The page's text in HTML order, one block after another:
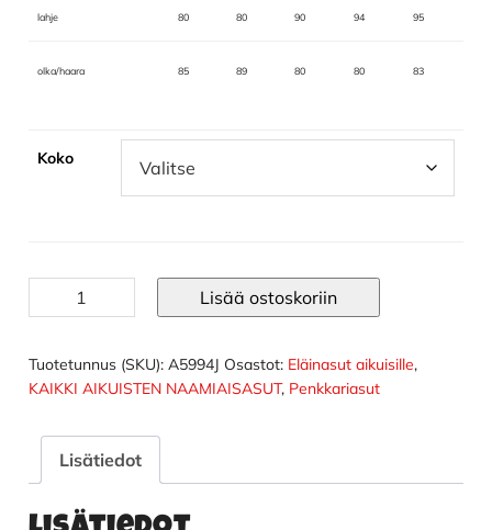
lahje 80 80 90 94 95
olka/haara 85 89 80 80 83
Koko
Jääkarhu
asu
määrä
Lisää ostoskoriin
Tuotetunnus (SKU): A5994J Osastot: Eläinasut aikuisille,
KAIKKI AIKUISTEN NAAMIAISASUT, Penkkariasut
Lisätiedot